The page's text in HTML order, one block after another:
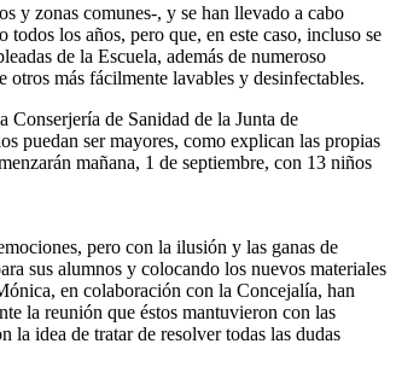
y zonas comunes-, y se han llevado a cabo
los años, pero que, en este caso, incluso se
de la Escuela, además de numeroso
más fácilmente lavables y desinfectables.
Conserjería de Sanidad de la Junta de
puedan ser mayores, como explican las propias
mañana, 1 de septiembre, con 13 niños
pero con la ilusión y las ganas de
sus alumnos y colocando los nuevos materiales
en colaboración con la Concejalía, han
la reunión que éstos mantuvieron con las
la idea de tratar de resolver todas las dudas